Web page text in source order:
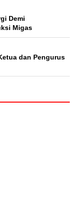
Demi
Migas
dan Pengurus